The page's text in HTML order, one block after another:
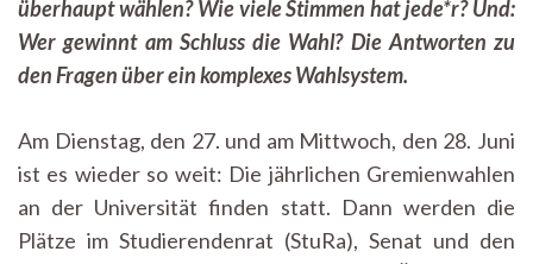
gewählt
überhaupt wählen? Wie viele Stimmen hat jede*r? Und:
Wer gewinnt am Schluss die Wahl? Die Antworten zu
den Fragen über ein komplexes Wahlsystem.
Am Dienstag, den 27. und am Mittwoch, den 28. Juni
ist es wieder so weit: Die jährlichen Gremienwahlen
an der Universität finden statt. Dann werden die
Plätze im Studierendenrat (StuRa), Senat und den